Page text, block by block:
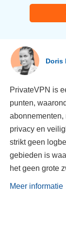
Doris
PrivateVPN is
punten,
privacy en
strikt geen
gebieden is
het geen grote
Meer informatie